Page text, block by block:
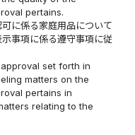
pertains.
に係る家庭用品について
事項に係る遵守事項に従
set forth in
matters on the
pertains in
relating to the